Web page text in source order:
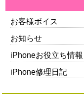
お客様ボイス
お知らせ
iPhoneお役立ち情報
iPhone修理日記